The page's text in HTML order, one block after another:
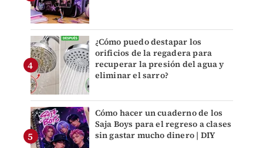
¿Cómo puedo destapar los
orificios de la regadera para
recuperar la presión del agua y
eliminar el sarro?
Cómo hacer un cuaderno de los
Saja Boys para el regreso a clases
sin gastar mucho dinero | DIY